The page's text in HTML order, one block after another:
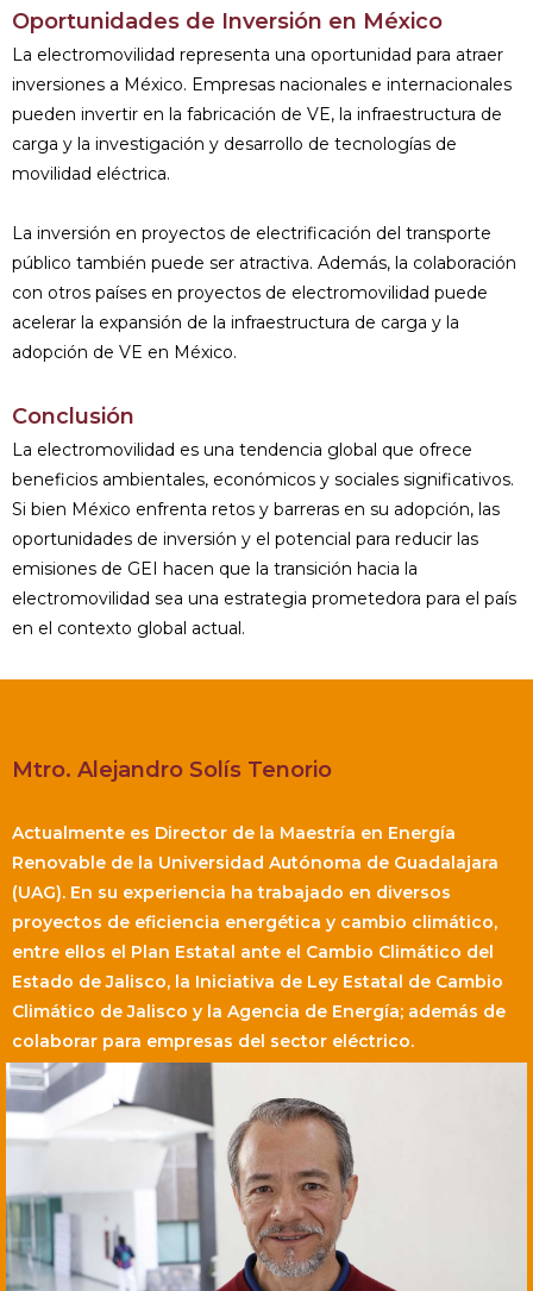
Oportunidades de Inversión en México
La electromovilidad representa una oportunidad para atraer
inversiones a México. Empresas nacionales e internacionales
pueden invertir en la fabricación de VE, la infraestructura de
carga y la investigación y desarrollo de tecnologías de
movilidad eléctrica.
La inversión en proyectos de electrificación del transporte
público también puede ser atractiva. Además, la colaboración
con otros países en proyectos de electromovilidad puede
acelerar la expansión de la infraestructura de carga y la
adopción de VE en México.
Conclusión
La electromovilidad es una tendencia global que ofrece
beneficios ambientales, económicos y sociales significativos.
Si bien México enfrenta retos y barreras en su adopción, las
oportunidades de inversión y el potencial para reducir las
emisiones de GEI hacen que la transición hacia la
electromovilidad sea una estrategia prometedora para el país
en el contexto global actual.
Mtro. Alejandro Solís Tenorio
Actualmente es Director de la Maestría en Energía
Renovable de la Universidad Autónoma de Guadalajara
(UAG). En su experiencia ha trabajado en diversos
proyectos de eficiencia energética y cambio climático,
entre ellos el Plan Estatal ante el Cambio Climático del
Estado de Jalisco, la Iniciativa de Ley Estatal de Cambio
Climático de Jalisco y la Agencia de Energía; además de
colaborar para empresas del sector eléctrico.